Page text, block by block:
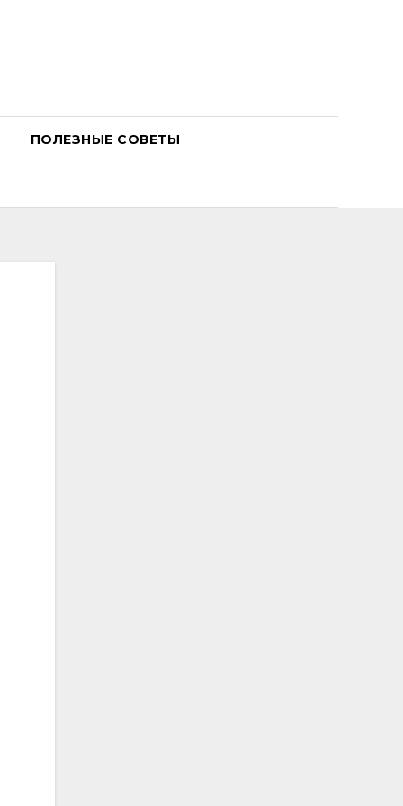
ПОЛЕЗНЫЕ СОВЕТЫ